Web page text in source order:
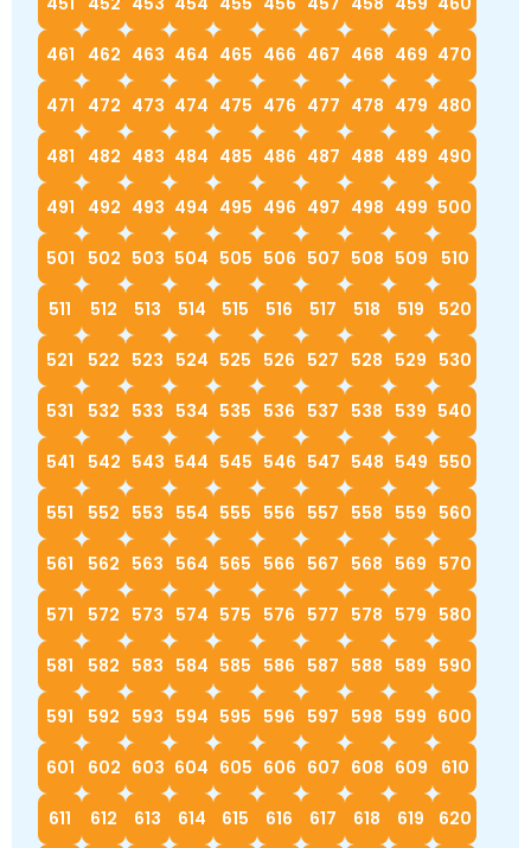
461 462 463 464 465 466 467 468 469 470
471 472 473 474 475 476 477 478 479 480
481 482 483 484 485 486 487 488 489 490
491 492 493 494 495 496 497 498 499 500
501 502 503 504 505 506 507 508 509 510
511 512 513 514 515 516 517 518 519 520
521 522 523 524 525 526 527 528 529 530
531 532 533 534 535 536 537 538 539 540
541 542 543 544 545 546 547 548 549 550
551 552 553 554 555 556 557 558 559 560
561 562 563 564 565 566 567 568 569 570
571 572 573 574 575 576 577 578 579 580
581 582 583 584 585 586 587 588 589 590
591 592 593 594 595 596 597 598 599 600
601 602 603 604 605 606 607 608 609 610
611 612 613 614 615 616 617 618 619 620